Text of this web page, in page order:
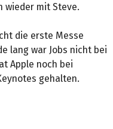
wieder mit Steve.
die erste Messe
lang war Jobs nicht bei
Apple noch bei
gehalten.